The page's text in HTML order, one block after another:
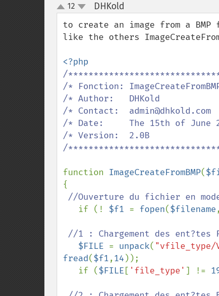
up
down
12 DHKold
to create an image from a
like the others
/
/* Fonction:
/* Author:   DHKold
/* Contact:
/* Date:     The 15th of
/* Version:  2.0B
/
function ImageCreateFromBMP(
{
//Ouverture du fichier en
if (! $f1 = fopen($filename,
//1 : Chargement des ent?tes
$FILE = unpack( "vfile_type/
fread($f1,14 ));
   if (
$FILE [ 'file_type' ] !=